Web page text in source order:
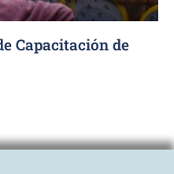
Capacitación de